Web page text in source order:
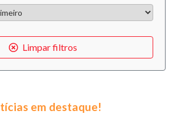
Limpar filtros
em destaque!